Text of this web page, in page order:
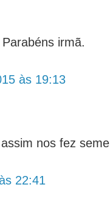
irmã.
às 19:13
nos fez
22:41